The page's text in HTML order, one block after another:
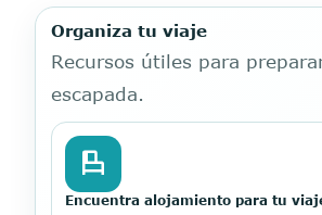
Organiza tu viaje
Recursos útiles para
escapada.
Encuentra alojamiento para tu